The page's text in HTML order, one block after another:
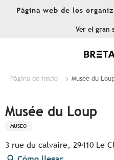
AllerPágina web de los
Ver el gran
Página de inicio Musée du
Musée du Loup
MUSEO
3 rue du calvaire, 29410 Le